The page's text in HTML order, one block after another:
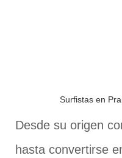
Surfistas en
Desde su origen
hasta convertirse